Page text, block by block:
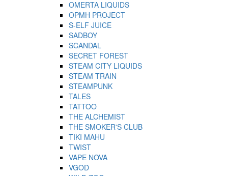
OMERTA LIQUIDS
OPMH PROJECT
S-ELF JUICE
SADBOY
SCANDAL
SECRET FOREST
STEAM CITY LIQUIDS
STEAM TRAIN
STEAMPUNK
TALES
TATTOO
THE ALCHEMIST
THE SMOKER'S CLUB
TIKI MAHU
TWIST
VAPE NOVA
VGOD